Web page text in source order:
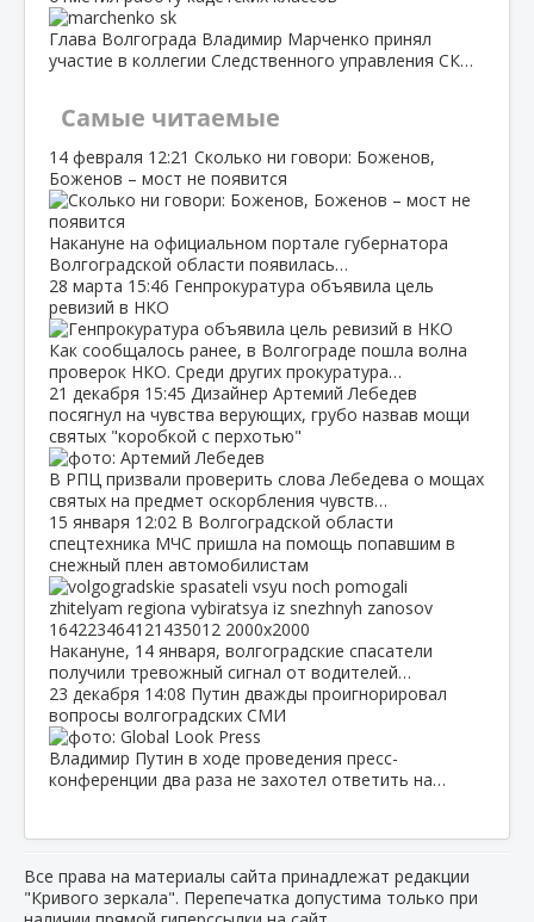
Глава Волгограда Владимир Марченко принял
участие в коллегии Следственного управления СК…
Самые читаемые
14 февраля 12:21 Сколько ни говори: Боженов,
Боженов – мост не появится
Накануне на официальном портале губернатора
Волгоградской области появилась…
28 марта 15:46 Генпрокуратура объявила цель
ревизий в НКО
Как сообщалось ранее, в Волгограде пошла волна
проверок НКО. Среди других прокуратура…
21 декабря 15:45 Дизайнер Артемий Лебедев
посягнул на чувства верующих, грубо назвав мощи
святых "коробкой с перхотью"
В РПЦ призвали проверить слова Лебедева о мощах
святых на предмет оскорбления чувств…
15 января 12:02 В Волгоградской области
спецтехника МЧС пришла на помощь попавшим в
снежный плен автомобилистам
Накануне, 14 января, волгоградские спасатели
получили тревожный сигнал от водителей…
23 декабря 14:08 Путин дважды проигнорировал
вопросы волгоградских СМИ
Владимир Путин в ходе проведения пресс-
конференции два раза не захотел ответить на…
Все права на материалы сайта принадлежат редакции
"Кривого зеркала". Перепечатка допустима только при